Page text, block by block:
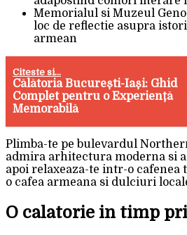
Memorialul si Muzeul
loc de reflectie asupra
armean
Citeste si...
Călătoria București-Iași: Ghid
Complet pentru o Experiență
Memorabilă
Plimba-te pe bulevardul
admira arhitectura moderna si
apoi relaxeaza-te intr-o
o cafea armeana si dulciuri
O calatorie in timp